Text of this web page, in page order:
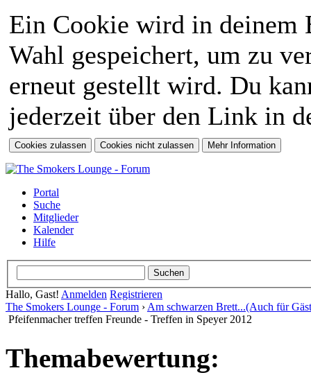
Ein Cookie wird in deinem
Wahl gespeichert, um zu
erneut gestellt wird. Du
jederzeit über den Link in
Portal
Suche
Mitglieder
Kalender
Hilfe
Hallo, Gast! Anmelden Registrieren
The Smokers Lounge - Forum › Am schwarzen Brett...(Auch für
Pfeifenmacher treffen Freunde - Treffen in Speyer 2012
Themabewertung: